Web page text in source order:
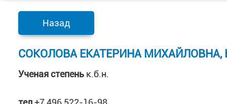
Назад
СОКОЛОВА ЕКАТЕРИНА МИХАЙЛОВНА,
Ученая степень к.б.н.